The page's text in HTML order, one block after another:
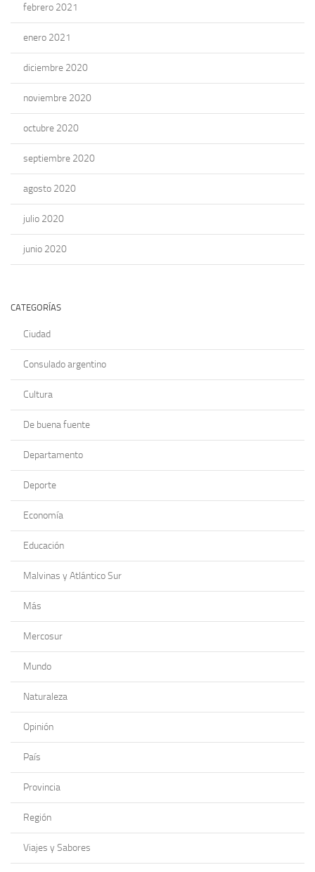
febrero 2021
enero 2021
diciembre 2020
noviembre 2020
octubre 2020
septiembre 2020
agosto 2020
julio 2020
junio 2020
CATEGORÍAS
Ciudad
Consulado argentino
Cultura
De buena fuente
Departamento
Deporte
Economía
Educación
Malvinas y Atlántico Sur
Más
Mercosur
Mundo
Naturaleza
Opinión
País
Provincia
Región
Viajes y Sabores